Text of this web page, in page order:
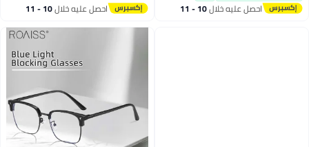
#20 في أزياء النساء احصل عليه خلال 10 - 11 احصل عليه خلال 10 - 11